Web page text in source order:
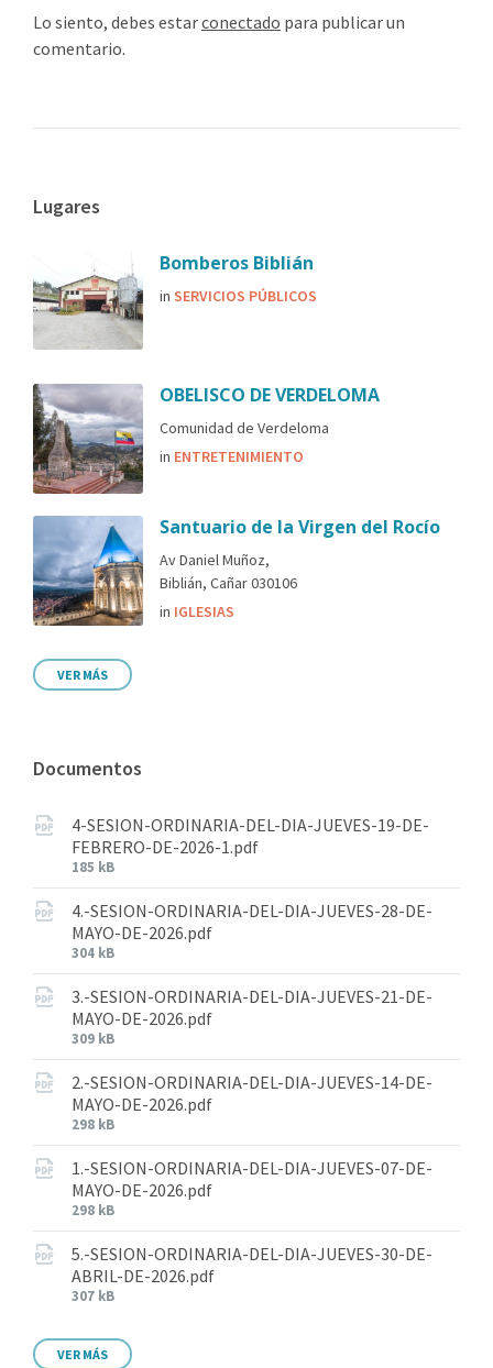
Lo siento, debes estarconectado para publicar un
comentario.
Lugares
Bomberos Biblián
in SERVICIOS PÚBLICOS
OBELISCO DE VERDELOMA
Comunidad de Verdeloma
in ENTRETENIMIENTO
Santuario de la Virgen del Rocío
Av Daniel Muñoz,
Biblián, Cañar 030106
in IGLESIAS
VER MÁS
Documentos
4-SESION-ORDINARIA-DEL-DIA-JUEVES-19-DE-
FEBRERO-DE-2026-1.pdf
185 kB
4.-SESION-ORDINARIA-DEL-DIA-JUEVES-28-DE-
MAYO-DE-2026.pdf
304 kB
3.-SESION-ORDINARIA-DEL-DIA-JUEVES-21-DE-
MAYO-DE-2026.pdf
309 kB
2.-SESION-ORDINARIA-DEL-DIA-JUEVES-14-DE-
MAYO-DE-2026.pdf
298 kB
1.-SESION-ORDINARIA-DEL-DIA-JUEVES-07-DE-
MAYO-DE-2026.pdf
298 kB
5.-SESION-ORDINARIA-DEL-DIA-JUEVES-30-DE-
ABRIL-DE-2026.pdf
307 kB
VER MÁS